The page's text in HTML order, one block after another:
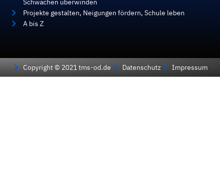
Schwächen überwinden
Projekte gestalten, Neigungen fördern, Schule leben
A bis Z
Copyright © 2021 tms-od.de Datenschutz Impressum